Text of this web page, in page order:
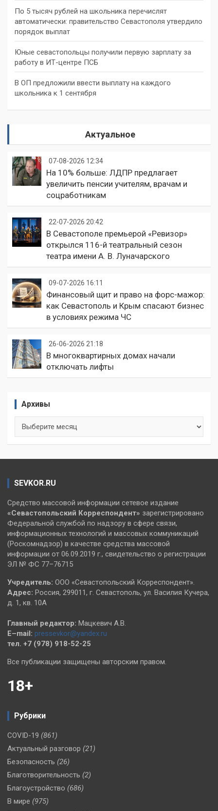
По 5 тысяч рублей на школьника перечислят
автоматически: правительство Севастополя утвердило
порядок выплат
Юные севастопольцы получили первую зарплату за
работу в ИТ-центре ПСБ
В ОП предложили ввести выплату на каждого
школьника к 1 сентября
Актуальное
07-08-2026 12:34
На 10% больше: ЛДПР предлагает
увеличить пенсии учителям, врачам и
соцработникам
22-07-2026 20:42
В Севастополе премьерой «Ревизор»
открылся 116-й театральный сезон
театра имени А. В. Луначарского
09-07-2026 16:11
Финансовый щит и право на форс-мажор:
как Севастополь и Крым спасают бизнес
в условиях режима ЧС
26-06-2026 21:18
В многоквартирных домах начали
отключать лифты
Архивы
SEVKOR.RU
Средство массовой информации сетевое издание
«Севастопольский Корреспондент» зарегистрировано
Федеральной службой по надзору в сфере связи,
информационных технологий и массовых коммуникаций
(Роскомнадзор) в качестве средства массовой
информации от 06.09.2019 г., свидетельство о регистрации
ЭЛ № ФС 77–76715
Учредитель: ООО «Севастопольский Корреспондент».
Адрес: Россия, 299011, г. Севастополь, ул. Василия Кучера,
д. 1, кв. 10А
Главный редактор: Мацкевич А.В.
E–mail: pressevkor@yandex.ru
тел. +7 (978) 918-52-25
Все публикации защищены авторским правом.
18+
Рубрики
COVID-19 (861)
Актуальный разговор (21)
Безопасность (26)
Благотворительность (2)
Благоустройство (686)
В мире (975)